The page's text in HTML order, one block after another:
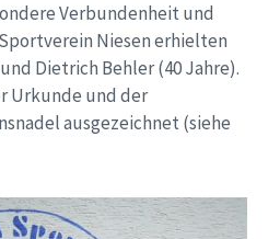
Verbundenheit und
Niesen erhielten
Dietrich Behler (40 Jahre).
Urkunde und der
ausgezeichnet (siehe